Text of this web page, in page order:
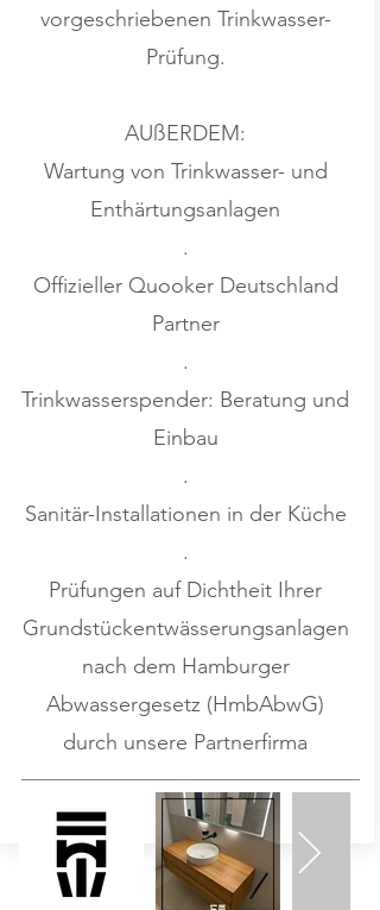
vorgeschriebenen Trinkwasser-
Prüfung.
AUßERDEM:
Wartung von Trinkwasser- und
Enthärtungsanlagen
.
Offizieller Quooker Deutschland
Partner
.
Trinkwasserspender: Beratung und
Einbau
.
Sanitär-Installationen in der Küche
.
Prüfungen auf Dichtheit Ihrer
Grundstückentwässerungsanlagen
nach dem Hamburger
Abwassergesetz (HmbAbwG)
durch unsere Partnerfirma